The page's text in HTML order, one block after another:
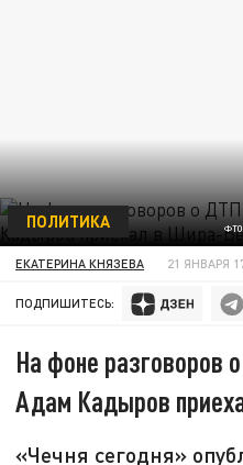
ПОЛИТИКА
ЕКАТЕРИНА КНЯЗЕВА 21 ЯНВАРЯ
ПОДПИШИТЕСЬ:
На фоне разговоров
Адам Кадыров
«Чечня сегодня»